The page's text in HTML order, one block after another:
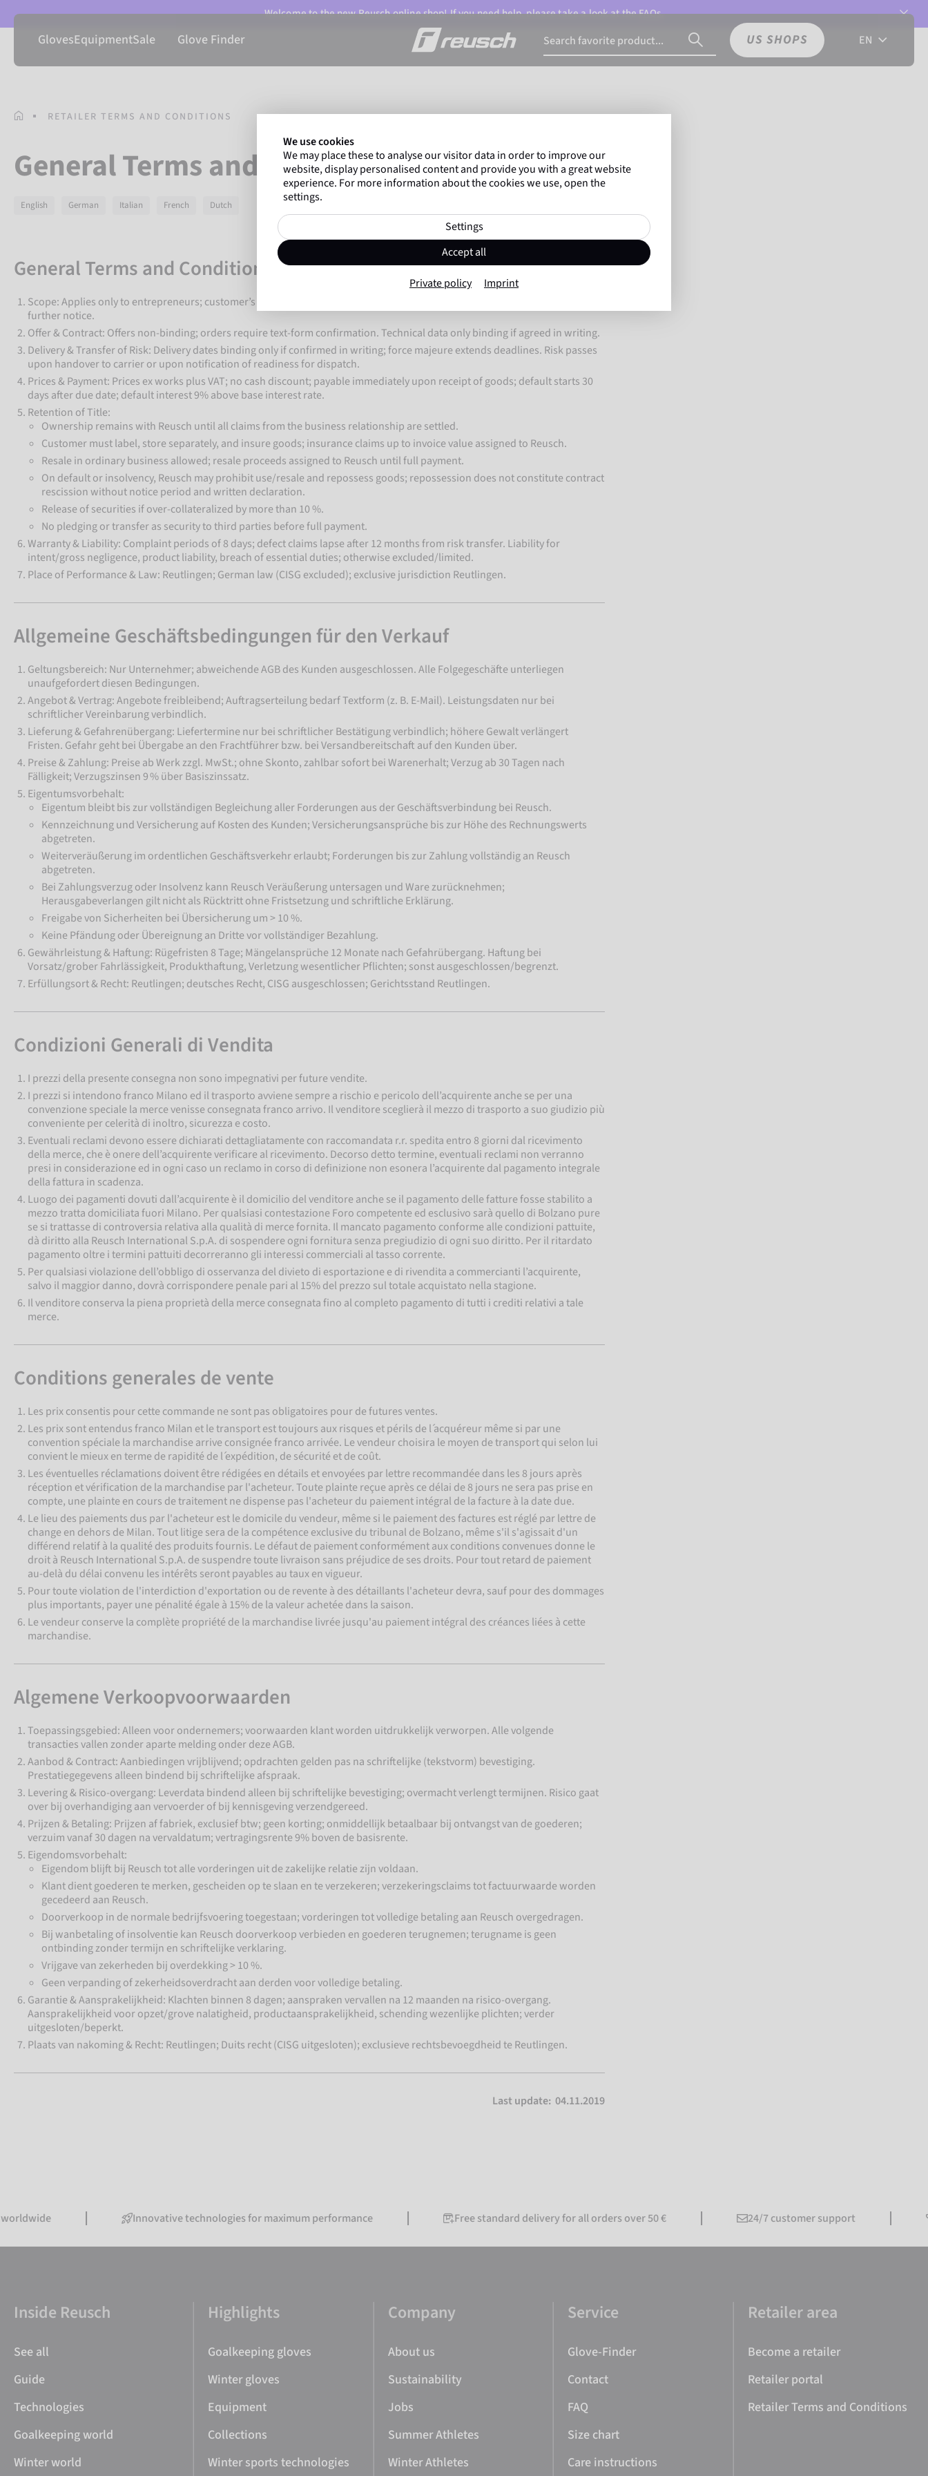
Welcome to the new Reusch online shop! If you need help, please take a look at theFAQs.
GlovesEquipmentSale Glove Finder US SHOPS EN
RETAILER TERMS AND CONDITIONS
General Terms and Conditions for retailers
English German Italian French Dutch
General Terms and Conditions of Sale
Scope: Applies only to entrepreneurs; customer’s terms expressly rejected. All subsequent transactions governed without
further notice.
Offer & Contract: Offers non-binding; orders require text-form confirmation. Technical data only binding if agreed in writing.
Delivery & Transfer of Risk: Delivery dates binding only if confirmed in writing; force majeure extends deadlines. Risk passes
upon handover to carrier or upon notification of readiness for dispatch.
Prices & Payment: Prices ex works plus VAT; no cash discount; payable immediately upon receipt of goods; default starts 30
days after due date; default interest 9% above base interest rate.
Retention of Title:
Ownership remains with Reusch until all claims from the business relationship are settled.
Customer must label, store separately, and insure goods; insurance claims up to invoice value assigned to Reusch.
Resale in ordinary business allowed; resale proceeds assigned to Reusch until full payment.
On default or insolvency, Reusch may prohibit use/resale and repossess goods; repossession does not constitute contract
rescission without notice period and written declaration.
Release of securities if over-collateralized by more than 10 %.
No pledging or transfer as security to third parties before full payment.
Warranty & Liability: Complaint periods of 8 days; defect claims lapse after 12 months from risk transfer. Liability for
intent/gross negligence, product liability, breach of essential duties; otherwise excluded/limited.
Place of Performance & Law: Reutlingen; German law (CISG excluded); exclusive jurisdiction Reutlingen.
Allgemeine Geschäftsbedingungen für den Verkauf
Geltungsbereich: Nur Unternehmer; abweichende AGB des Kunden ausgeschlossen. Alle Folgegeschäfte unterliegen
unaufgefordert diesen Bedingungen.
Angebot & Vertrag: Angebote freibleibend; Auftragserteilung bedarf Textform (z. B. E-Mail). Leistungsdaten nur bei
schriftlicher Vereinbarung verbindlich.
Lieferung & Gefahrenübergang: Liefertermine nur bei schriftlicher Bestätigung verbindlich; höhere Gewalt verlängert
Fristen. Gefahr geht bei Übergabe an den Frachtführer bzw. bei Versandbereitschaft auf den Kunden über.
Preise & Zahlung: Preise ab Werk zzgl. MwSt.; ohne Skonto, zahlbar sofort bei Warenerhalt; Verzug ab 30 Tagen nach
Fälligkeit; Verzugszinsen 9 % über Basiszinssatz.
Eigentumsvorbehalt:
Eigentum bleibt bis zur vollständigen Begleichung aller Forderungen aus der Geschäftsverbindung bei Reusch.
Kennzeichnung und Versicherung auf Kosten des Kunden; Versicherungsansprüche bis zur Höhe des Rechnungswerts
abgetreten.
Weiterveräußerung im ordentlichen Geschäftsverkehr erlaubt; Forderungen bis zur Zahlung vollständig an Reusch
abgetreten.
Bei Zahlungsverzug oder Insolvenz kann Reusch Veräußerung untersagen und Ware zurücknehmen;
Herausgabeverlangen gilt nicht als Rücktritt ohne Fristsetzung und schriftliche Erklärung.
Freigabe von Sicherheiten bei Übersicherung um > 10 %.
Keine Pfändung oder Übereignung an Dritte vor vollständiger Bezahlung.
Gewährleistung & Haftung: Rügefristen 8 Tage; Mängelansprüche 12 Monate nach Gefahrübergang. Haftung bei
Vorsatz/grober Fahrlässigkeit, Produkthaftung, Verletzung wesentlicher Pflichten; sonst ausgeschlossen/begrenzt.
Erfüllungsort & Recht: Reutlingen; deutsches Recht, CISG ausgeschlossen; Gerichtsstand Reutlingen.
Condizioni Generali di Vendita
I prezzi della presente consegna non sono impegnativi per future vendite.
I prezzi si intendono franco Milano ed il trasporto avviene sempre a rischio e pericolo dell’acquirente anche se per una
convenzione speciale la merce venisse consegnata franco arrivo. Il venditore sceglierà il mezzo di trasporto a suo giudizio più
conveniente per celerità di inoltro, sicurezza e costo.
Eventuali reclami devono essere dichiarati dettagliatamente con raccomandata r.r. spedita entro 8 giorni dal ricevimento
della merce, che è onere dell’acquirente verificare al ricevimento. Decorso detto termine, eventuali reclami non verranno
presi in considerazione ed in ogni caso un reclamo in corso di definizione non esonera l’acquirente dal pagamento integrale
della fattura in scadenza.
Luogo dei pagamenti dovuti dall’acquirente è il domicilio del venditore anche se il pagamento delle fatture fosse stabilito a
mezzo tratta domiciliata fuori Milano. Per qualsiasi contestazione Foro competente ed esclusivo sarà quello di Bolzano pure
se si trattasse di controversia relativa alla qualità di merce fornita. Il mancato pagamento conforme alle condizioni pattuite,
dà diritto alla Reusch International S.p.A. di sospendere ogni fornitura senza pregiudizio di ogni suo diritto. Per il ritardato
pagamento oltre i termini pattuiti decorreranno gli interessi commerciali al tasso corrente.
Per qualsiasi violazione dell’obbligo di osservanza del divieto di esportazione e di rivendita a commercianti l’acquirente,
salvo il maggior danno, dovrà corrispondere penale pari al 15% del prezzo sul totale acquistato nella stagione.
Il venditore conserva la piena proprietà della merce consegnata fino al completo pagamento di tutti i crediti relativi a tale
merce.
Conditions generales de vente
Les prix consentis pour cette commande ne sont pas obligatoires pour de futures ventes.
Les prix sont entendus franco Milan et le transport est toujours aux risques et périls de l ́acquéreur même si par une
convention spéciale la marchandise arrive consignée franco arrivée. Le vendeur choisira le moyen de transport qui selon lui
convient le mieux en terme de rapidité de l ́expédition, de sécurité et de coût.
Les éventuelles réclamations doivent être rédigées en détails et envoyées par lettre recommandée dans les 8 jours après
réception et vérification de la marchandise par l'acheteur. Toute plainte reçue après ce délai de 8 jours ne sera pas prise en
compte, une plainte en cours de traitement ne dispense pas l'acheteur du paiement intégral de la facture à la date due.
Le lieu des paiements dus par l'acheteur est le domicile du vendeur, même si le paiement des factures est réglé par lettre de
change en dehors de Milan. Tout litige sera de la compétence exclusive du tribunal de Bolzano, même s'il s'agissait d'un
différend relatif à la qualité des produits fournis. Le défaut de paiement conformément aux conditions convenues donne le
droit à Reusch International S.p.A. de suspendre toute livraison sans préjudice de ses droits. Pour tout retard de paiement
au-delà du délai convenu les intérêts seront payables au taux en vigueur.
Pour toute violation de l'interdiction d'exportation ou de revente à des détaillants l'acheteur devra, sauf pour des dommages
plus importants, payer une pénalité égale à 15% de la valeur achetée dans la saison.
Le vendeur conserve la complète propriété de la marchandise livrée jusqu'au paiement intégral des créances liées à cette
marchandise.
Algemene Verkoopvoorwaarden
Toepassingsgebied: Alleen voor ondernemers; voorwaarden klant worden uitdrukkelijk verworpen. Alle volgende
transacties vallen zonder aparte melding onder deze AGB.
Aanbod & Contract: Aanbiedingen vrijblijvend; opdrachten gelden pas na schriftelijke (tekstvorm) bevestiging.
Prestatiegegevens alleen bindend bij schriftelijke afspraak.
Levering & Risico-overgang: Leverdata bindend alleen bij schriftelijke bevestiging; overmacht verlengt termijnen. Risico gaat
over bij overhandiging aan vervoerder of bij kennisgeving verzendgereed.
Prijzen & Betaling: Prijzen af fabriek, exclusief btw; geen korting; onmiddellijk betaalbaar bij ontvangst van de goederen;
verzuim vanaf 30 dagen na vervaldatum; vertragingsrente 9% boven de basisrente.
Eigendomsvorbehalt:
Eigendom blijft bij Reusch tot alle vorderingen uit de zakelijke relatie zijn voldaan.
Klant dient goederen te merken, gescheiden op te slaan en te verzekeren; verzekeringsclaims tot factuurwaarde worden
gecedeerd aan Reusch.
Doorverkoop in de normale bedrijfsvoering toegestaan; vorderingen tot volledige betaling aan Reusch overgedragen.
Bij wanbetaling of insolventie kan Reusch doorverkoop verbieden en goederen terugnemen; terugname is geen
ontbinding zonder termijn en schriftelijke verklaring.
Vrijgave van zekerheden bij overdekking > 10 %.
Geen verpanding of zekerheidsoverdracht aan derden voor volledige betaling.
Garantie & Aansprakelijkheid: Klachten binnen 8 dagen; aanspraken vervallen na 12 maanden na risico-overgang.
Aansprakelijkheid voor opzet/grove nalatigheid, productaansprakelijkheid, schending wezenlijke plichten; verder
uitgesloten/beperkt.
Plaats van nakoming & Recht: Reutlingen; Duits recht (CISG uitgesloten); exclusieve rechtsbevoegdheid te Reutlingen.
Last update: 04.11.2019
Innovative technologies for maximum performance Free standard delivery for all orders over 50 € 24/7 customer support
Inside Reusch
See all
Guide
Technologies
Goalkeeping world
Winter world
Highlights
Goalkeeping gloves
Winter gloves
Equipment
Collections
Winter sports technologies
Company
About us
Sustainability
Jobs
Summer Athletes
Winter Athletes
Service
Glove-Finder
Contact
FAQ
Size chart
Care instructions
Retailer area
Become a retailer
Retailer portal
Retailer Terms and Conditions
We use cookies
We may place these to analyse our visitor data in order to improve our
website, display personalised content and provide you with a great website
experience. For more information about the cookies we use, open the
settings.
Settings
Accept all
Private policy Imprint